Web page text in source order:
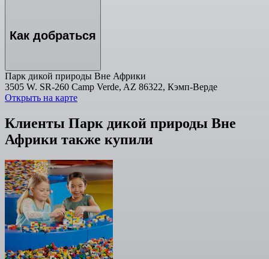
Как добраться
Парк дикой природы Вне Африки
3505 W. SR-260 Camp Verde, AZ 86322, Кэмп-Верде
Открыть на карте
Клиенты Парк дикой природы Вне
Африки также купили